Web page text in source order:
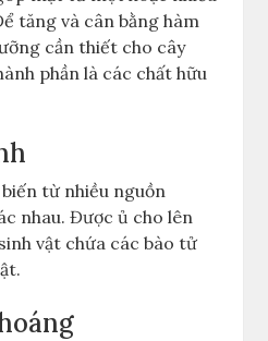
tăng và cân bằng hàm
cần thiết cho cây
phần là các chất hữu
từ nhiều nguồn
nhau. Được ủ cho lên
vật chứa các bào tử